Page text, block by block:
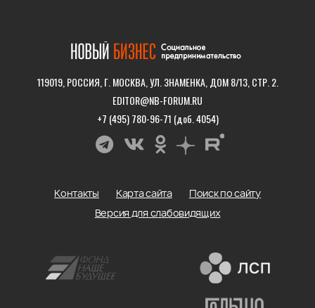
119019, РОССИЯ, Г. МОСКВА, УЛ. ЗНАМЕНКА, ДОМ 8/13, СТР. 2.
EDITOR@NB-FORUM.RU
+7 (495) 780-96-71 (доб. 4054)
Контакты Карта сайта
Поиск по сайту
Версия для слабовидящих